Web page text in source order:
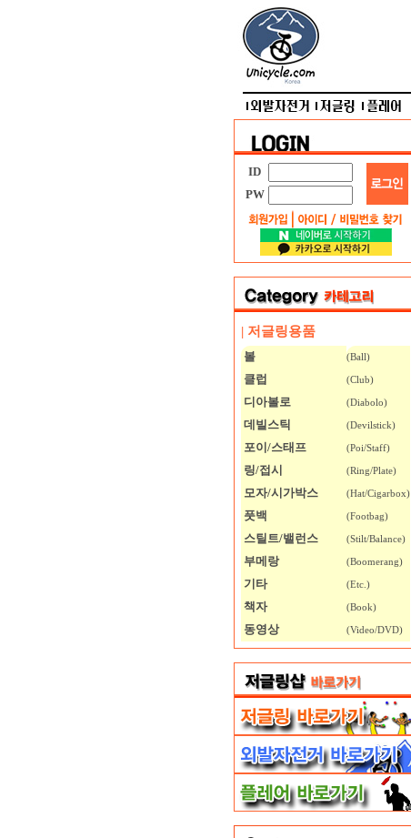
ID
PW
| 저글링용품
볼 (Ball)
클럽 (Club)
디아볼로 (Diabolo)
데빌스틱 (Devilstick)
포이/스태프 (Poi/Staff)
링/접시 (Ring/Plate)
모자/시가박스 (Hat/Cigarbox)
풋백 (Footbag)
스틸트/밸런스 (Stilt/Balance)
부메랑 (Boomerang)
기타 (Etc.)
책자 (Book)
동영상 (Video/DVD)